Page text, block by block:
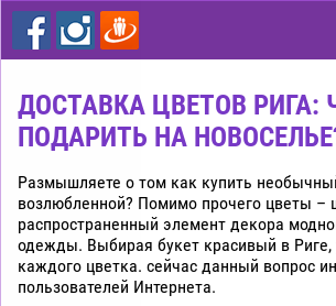
цветы
дешево
Рига
ДОСТАВКА ЦВЕТОВ РИГА:
ПОДАРИТЬ НА
Размышляете о том как купить
возлюбленной? Помимо прочего цветы –
распространенный элемент декора
одежды. Выбирая букет красивый в Риге,
каждого цветка. сейчас данный вопрос
пользователей Интернета.